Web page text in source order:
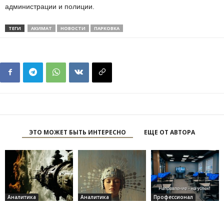
администрации и полиции.
ТЕГИ АКИМАТ НОВОСТИ ПАРКОВКА
ЭТО МОЖЕТ БЫТЬ ИНТЕРЕСНО ЕЩЕ ОТ АВТОРА
Аналитика Аналитика Профессионал